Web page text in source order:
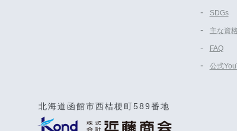
SDGs
主な資
FAQ
公式
北海道函館市西桔梗町589番地